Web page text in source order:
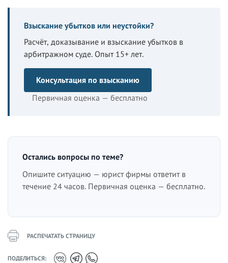
Взыскание убытков или неустойки?
Расчёт, доказывание и взыскание убытков в
арбитражном суде. Опыт 15+ лет.
Консультация по взысканию
Первичная оценка — бесплатно
Остались вопросы по теме?
Опишите ситуацию — юрист фирмы ответит в
течение 24 часов. Первичная оценка — бесплатно.
РАСПЕЧАТАТЬ СТРАНИЦУ
ПОДЕЛИТЬСЯ: